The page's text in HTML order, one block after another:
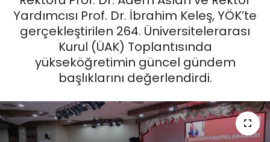
Yardımcısı Prof. Dr. İbrahim Keleş, YÖK’te
gerçekleştirilen 264. Üniversitelerarası
Kurul (ÜAK) Toplantısında
yükseköğretimin güncel gündem
başlıklarını değerlendirdi.
SİYASET
EĞİTİM
MAGAZİN
SAĞLIK
SPOR
Tüm Manşetler
Son Dakika Haberleri
Haber Arşivi